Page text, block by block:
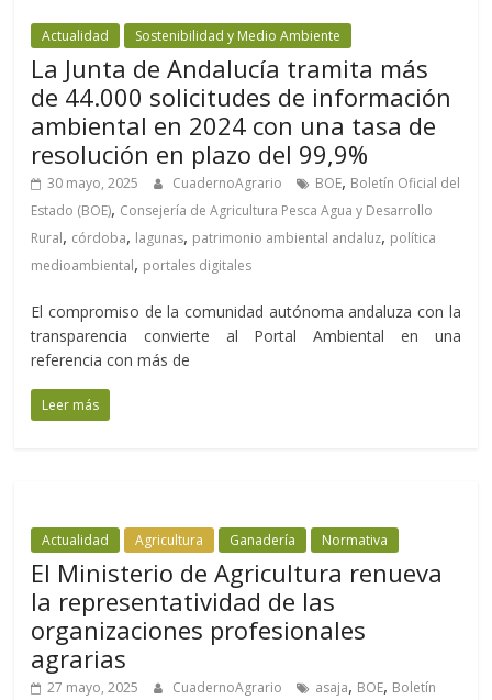
Actualidad Sostenibilidad y Medio Ambiente
La Junta de Andalucía tramita más
de 44.000 solicitudes de información
ambiental en 2024 con una tasa de
resolución en plazo del 99,9%
30 mayo, 2025 CuadernoAgrario BOE, Boletín Oficial del
Estado (BOE), Consejería de Agricultura Pesca Agua y Desarrollo
Rural, córdoba, lagunas, patrimonio ambiental andaluz, política
medioambiental, portales digitales
El compromiso de la comunidad autónoma andaluza con la
transparencia convierte al Portal Ambiental en una
referencia con más de
Leer más
Actualidad Agricultura Ganadería Normativa
El Ministerio de Agricultura renueva
la representatividad de las
organizaciones profesionales
agrarias
27 mayo, 2025 CuadernoAgrario asaja, BOE, Boletín